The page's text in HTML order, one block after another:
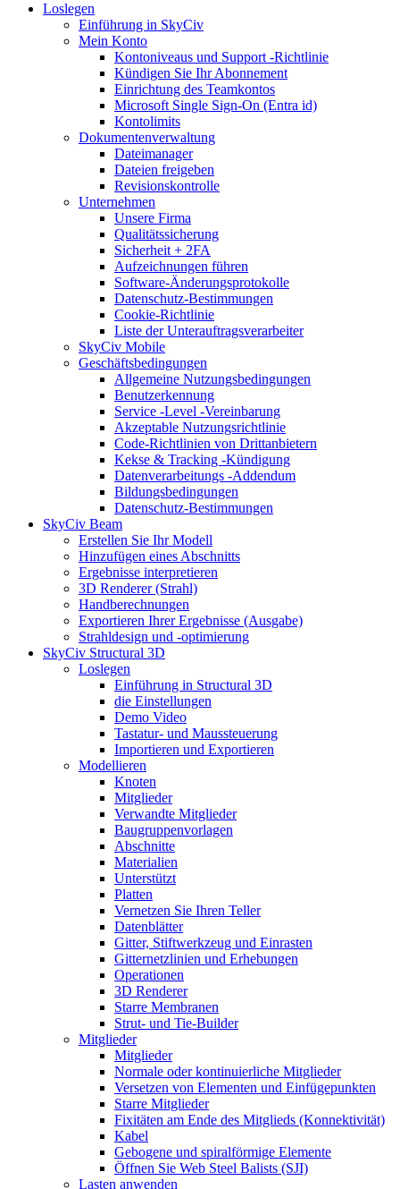
Loslegen
Einführung in SkyCiv
Mein Konto
Kontoniveaus und Support -Richtlinie
Kündigen Sie Ihr Abonnement
Einrichtung des Teamkontos
Microsoft Single Sign-On (Entra id)
Kontolimits
Dokumentenverwaltung
Dateimanager
Dateien freigeben
Revisionskontrolle
Unternehmen
Unsere Firma
Qualitätssicherung
Sicherheit + 2FA
Aufzeichnungen führen
Software-Änderungsprotokolle
Datenschutz-Bestimmungen
Cookie-Richtlinie
Liste der Unterauftragsverarbeiter
SkyCiv Mobile
Geschäftsbedingungen
Allgemeine Nutzungsbedingungen
Benutzerkennung
Service -Level -Vereinbarung
Akzeptable Nutzungsrichtlinie
Code-Richtlinien von Drittanbietern
Kekse & Tracking -Kündigung
Datenverarbeitungs -Addendum
Bildungsbedingungen
Datenschutz-Bestimmungen
SkyCiv Beam
Erstellen Sie Ihr Modell
Hinzufügen eines Abschnitts
Ergebnisse interpretieren
3D Renderer (Strahl)
Handberechnungen
Exportieren Ihrer Ergebnisse (Ausgabe)
Strahldesign und -optimierung
SkyCiv Structural 3D
Loslegen
Einführung in Structural 3D
die Einstellungen
Demo Video
Tastatur- und Maussteuerung
Importieren und Exportieren
Modellieren
Knoten
Mitglieder
Verwandte Mitglieder
Baugruppenvorlagen
Abschnitte
Materialien
Unterstützt
Platten
Vernetzen Sie Ihren Teller
Datenblätter
Gitter, Stiftwerkzeug und Einrasten
Gitternetzlinien und Erhebungen
Operationen
3D Renderer
Starre Membranen
Strut- und Tie-Builder
Mitglieder
Mitglieder
Normale oder kontinuierliche Mitglieder
Versetzen von Elementen und Einfügepunkten
Starre Mitglieder
Fixitäten am Ende des Mitglieds (Konnektivität)
Kabel
Gebogene und spiralförmige Elemente
Öffnen Sie Web Steel Balists (SJI)
Lasten anwenden